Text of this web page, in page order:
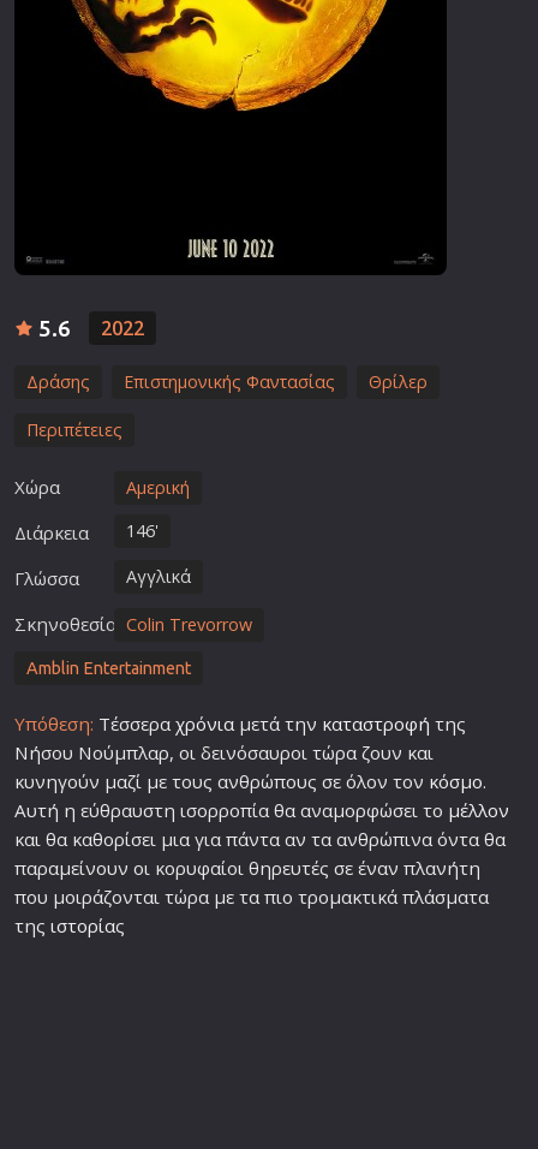
5.6 2022
Δράσης Επιστημονικής Φαντασίας Θρίλερ
Περιπέτειες
Χώρα Αμερική
Διάρκεια 146'
Γλώσσα Αγγλικά
Σκηνοθεσία Colin Trevorrow
Amblin Entertainment
Υπόθεση: Τέσσεραχρόνιαμετά την καταστροφή της
Νήσου Νούμπλαρ, οι δεινόσαυροι τώρα ζουν και
κυνηγούν μαζί με τους ανθρώπους σε όλον τον κόσμο.
Αυτή η εύθραυστη ισορροπία θα αναμορφώσει το μέλλον
και θα καθορίσει μια για πάντα αν τα ανθρώπινα όντα θα
παραμείνουν οι κορυφαίοι θηρευτές σε έναν πλανήτη
που μοιράζονται τώρα με τα πιο τρομακτικά πλάσματα
της ιστορίας